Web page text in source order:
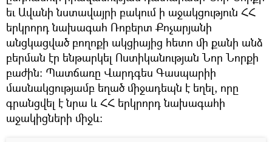
եւ Ավանի նստավայրի բակում ի աջակցություն ՀՀ
երկրորդ նախագահ Ռոբերտ Քոչարյանի
անցկացված բողոքի ակցիայից հետո մի քանի անձ
բերման էր ենթարկել Ոստիկանության Նոր Նորքի
բաժին։ Պատճառը Վարդգես Գասպարիի
մասնակցությամբ եղած միջադեպն է եղել, որը
գրանցվել է նրա և ՀՀ երկրորդ նախագահի
աջակիցների միջև: